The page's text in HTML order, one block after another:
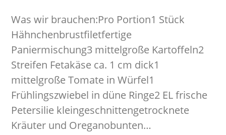
Was wir brauchen:Pro Portion1 Stück
Hähnchenbrustfiletfertige
Paniermischung3 mittelgroße Kartoffeln2
Streifen Fetakäse ca. 1 cm dick1
mittelgroße Tomate in Würfel1
Frühlingszwiebel in düne Ringe2 EL frische
Petersilie kleingeschnittengetrocknete
Kräuter und Oreganobunten…